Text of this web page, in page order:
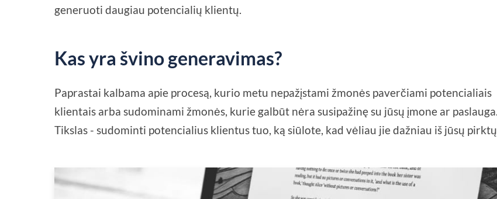
generuoti daugiau potencialių klientų.
Kas yra švino generavimas?
Paprastai kalbama apie procesą, kurio metu nepažįstami žmonės paverčiami potencialiais
klientais arba sudominami žmonės, kurie galbūt nėra susipažinę su jūsų įmone ar paslauga.
Tikslas - sudominti potencialius klientus tuo, ką siūlote, kad vėliau jie dažniau iš jūsų pirktų.